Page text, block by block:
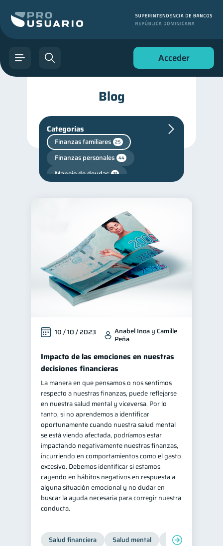
Acceder
Blog
Categorías
Finanzas familiares 25
Finanzas personales 44
Manejo de deudas 31
Control de deudas 30
Inclusión financiera 22
Bienestar financiero 22
Finanzas para mujeres 20
Seguridad financiera 13
Salud financiera
Organización Financiera 10
Entidad financiera
Préstamos 8 Ahorro 8
Consejos 6
Tarjeta de crédito 6
Historial crediticio 6
Ciberseguridad 5
Servicios 4
Derechos & Deberes 4
Superintendencia de Bancos
Vacaciones
Cuenta Abandonada 2
10 / 10 / 2023 Anabel Inoa y Camille
Peña
Impacto de las emociones en nuestras
decisiones financieras
La manera en que pensamos o nos sentimos
respecto a nuestras finanzas, puede reflejarse
en nuestra salud mental y viceversa. Por lo
tanto, si no aprendemos a identificar
oportunamente cuando nuestra salud mental
se está viendo afectada, podríamos estar
impactando negativamente nuestras finanzas,
incurriendo en comportamientos como el gasto
excesivo. Debemos identificar si estamos
cayendo en hábitos negativos en respuesta a
alguna situación emocional y no dudar en
buscar la ayuda necesaria para corregir nuestra
conducta.
Salud financiera Salud mental Inclusión